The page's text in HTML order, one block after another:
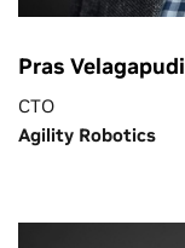
Pras Velagapudi
CTO
Agility Robotics